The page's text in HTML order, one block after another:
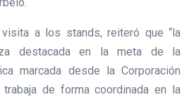
a los stands, reiteró que “la
destacada en la meta de la
marcada desde la Corporación
de forma coordinada en la